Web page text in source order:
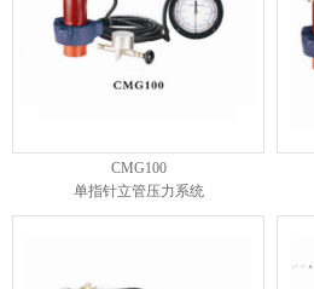
CMG100
单指针立管压力系统